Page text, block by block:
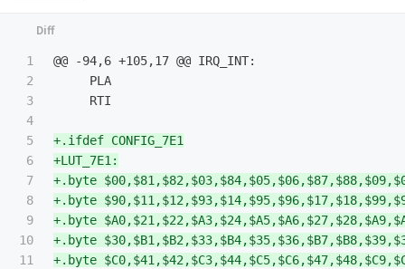
1
2
3
4
5
6
7
8
9
10
11
@@ -94,6 +105,17 @@ IRQ_INT:
     PLA
     RTI
+.ifdef CONFIG_7E1
+LUT_7E1:
+.byte
+.byte
+.byte
+.byte
+.byte